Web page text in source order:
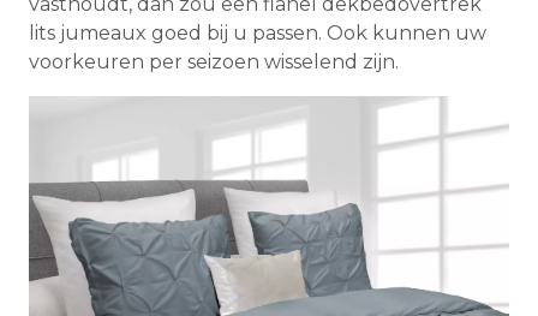
lits jumeaux goed bij u passen. Ook kunnen uw
voorkeuren per seizoen wisselend zijn.